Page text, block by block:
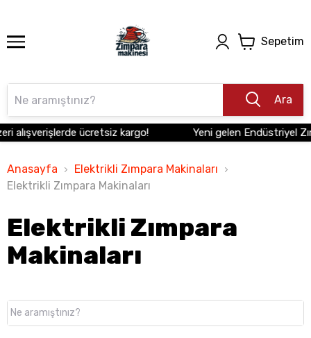
Sepetim
Ara
ücretsiz kargo! Yeni gelen Endüstriyel
Anasayfa
Elektrikli Zımpara Makinaları
Elektrikli Zımpara Makinaları
Elektrikli Zımpara
Makinaları